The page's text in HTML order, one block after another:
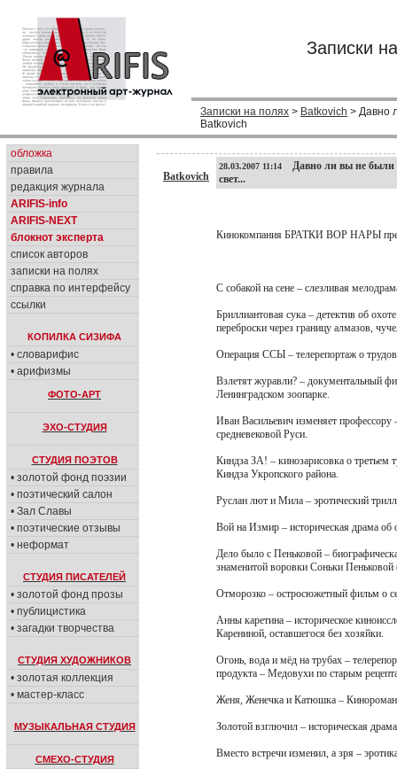
Записки
Записки на полях > Batkovich > Давно
Batkovich
обложка
правила
редакция журнала
ARIFIS-info
ARIFIS-NEXT
блокнот эксперта
список авторов
записки на полях
справка по интерфейсу
ссылки
КОПИЛКА СИЗИФА
• словарифис
• арифизмы
ФОТО-АРТ
ЭХО-СТУДИЯ
СТУДИЯ ПОЭТОВ
• золотой фонд поэзии
• поэтический салон
• Зал Славы
• поэтические отзывы
• неформат
СТУДИЯ ПИСАТЕЛЕЙ
• золотой фонд прозы
• публицистика
• загадки творчества
СТУДИЯ ХУДОЖНИКОВ
• золотая коллекция
• мастер-класс
МУЗЫКАЛЬНАЯ СТУДИЯ
СМЕХО-СТУДИЯ
Batkovich
28.03.2007 11:14
Давно ли вы не были в
свет...
Кинокомпания БРАТКИ ВОР НАРЫ
С собакой на сене – слезливая
Бриллиантовая сука – детектив об
переброски через границу алмазов,
Операция ССЫ – телерепортаж о
Взлетят журавли? – документальный
Ленинградском зоопарке.
Иван Васильевич изменяет
средневековой Руси.
Киндза ЗА! – кинозарисовка о третьем
Киндза Укропского района.
Руслан лют и Мила – эротический
Вой на Измир – историческая драма об
Дело было с Пеньковой –
знаменитой воровки Соньки
Отморозко – остросюжетный фильм о
Анны каретина – историческое
Карениной, оставшегося без хозяйки.
Огонь, вода и мёд на трубах –
продукта – Медовухи по старым
Женя, Женечка и Катюшка – Кинороман
Золотой взглючил – историческая
Вместо встречи изменил, а зря –